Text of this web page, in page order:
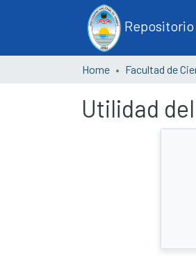
Home Facultad de
Utilidad